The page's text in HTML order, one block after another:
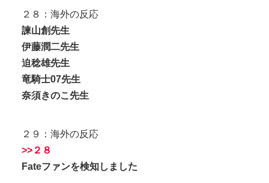
２８：海外の反応
諫山創先生
伊藤潤二先生
迫稔雄先生
竜騎士07先生
奈須きのこ先生
２９：海外の反応
>>２８
Fateファンを検知しました